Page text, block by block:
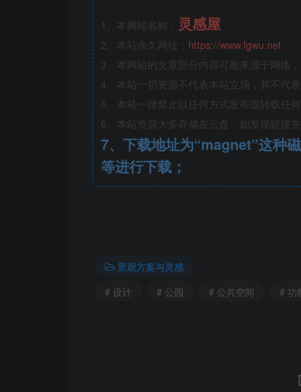
1、本网站名称： 灵感屋
2、本站永久网址： https://www.lgwu.net
3、本网站的文章部分内容可能来源于网络
4、本站一切资源不代表本站立场，并不代
5、本站一律禁止以任何方式发布或转载任
6、本站资源大多存储在云盘，如发现链接
7、下载地址为“magnet”这种磁力链
等进行下载；
景观方案与灵感
# 设计
# 公园 # 公共空间 # 功